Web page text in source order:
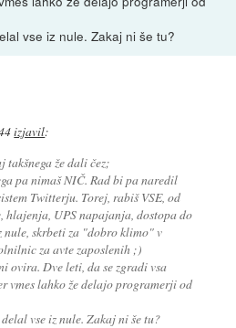
vse iz nule. Zakaj ni še tu?
izjavil:
takšnega že dali čez;
pa nimaš NIČ. Rad bi pa naredil
Twitterju. Torej, rabiš VSE, od
hlajenja, UPS napajanja, dostopa do
nule, skrbeti za "dobro klimo" v
za avte zaposlenih ;)
ovira. Dve leti, da se zgradi vsa
vmes lahko že delajo programerji od
vse iz nule. Zakaj ni še tu?